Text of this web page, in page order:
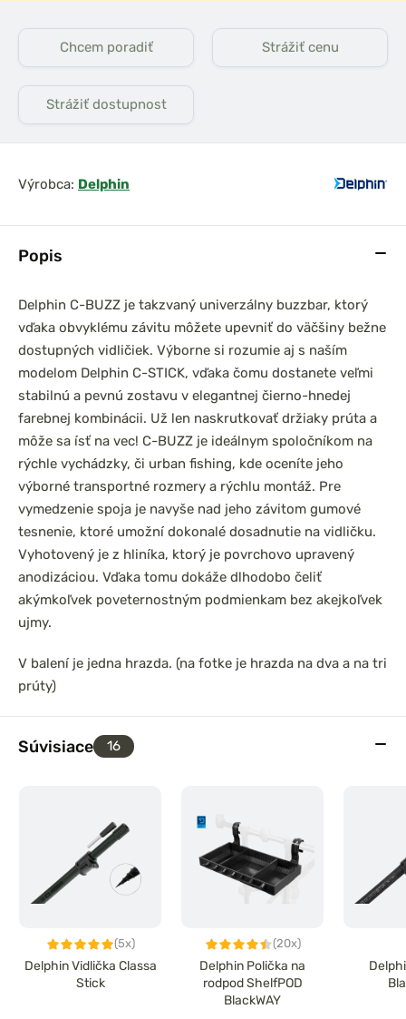
Popis
Delphin C-BUZZ je takzvaný univerzálny buzzbar, ktorý
vďaka obvyklému závitu môžete upevniť do väčšiny bežne
dostupných vidličiek. Výborne si rozumie aj s naším
modelom Delphin C-STICK, vďaka čomu dostanete veľmi
stabilnú a pevnú zostavu v elegantnej čierno-hnedej
farebnej kombinácii. Už len naskrutkovať držiaky prúta a
môže sa ísť na vec! C-BUZZ je ideálnym spoločníkom na
rýchle vychádzky, či urban fishing, kde oceníte jeho
výborné transportné rozmery a rýchlu montáž. Pre
vymedzenie spoja je navyše nad jeho závitom gumové
tesnenie, ktoré umožní dokonalé dosadnutie na vidličku.
Vyhotovený je z hliníka, ktorý je povrchovo upravený
anodizáciou. Vďaka tomu dokáže dlhodobo čeliť
akýmkoľvek poveternostným podmienkam bez akejkoľvek
ujmy.
V balení je jedna hrazda. (na fotke je hrazda na dva a na tri
prúty)
Súvisiace 16
(5x)
Delphin Vidlička Classa
Stick
(20x)
Delphin Polička na
rodpod ShelfPOD
BlackWAY
Chcem poradiť Strážiť cenu
Strážiť dostupnost
Výrobca: Delphin